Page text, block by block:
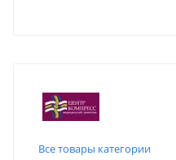
Все товары категории